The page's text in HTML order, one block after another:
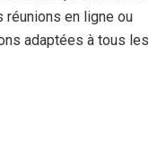
réunions en ligne ou
adaptées à tous les